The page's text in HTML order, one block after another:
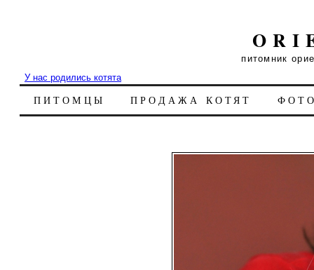
питомник
У нас родились котята
ПИТОМЦЫ ПРОДАЖА КОТЯТ